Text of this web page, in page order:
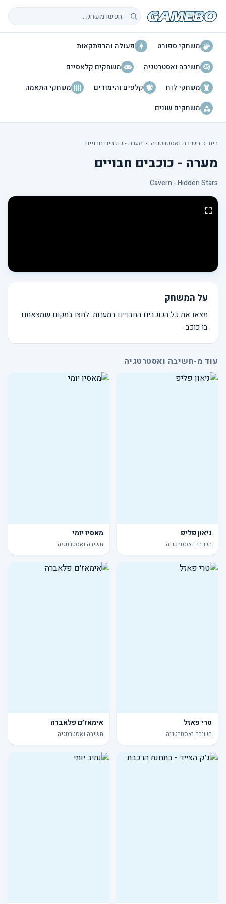
חיפוש משחקים
משחקי ספורט
פעולה והרפתקאות
חשיבה ואסטרטגיה
משחקים קלאסיים
משחקי לוח
קלפים והימורים
משחקי התאמה
משחקים שונים
בית › חשיבה ואסטרטגיה › מערה - כוכבים חבויים
מערה - כוכבים חבויים
Cavern - Hidden Stars
על המשחק
מצאו את כל הכוכבים החבויים במערות. לחצו במקום שמצאתם
בו כוכב.
עוד מ-חשיבה ואסטרטגיה
ניאון פליפ
חשיבה ואסטרטגיה
מאסיו יומי
חשיבה ואסטרטגיה
טרי פאזל
חשיבה ואסטרטגיה
אימאז׳ם פלאברה
חשיבה ואסטרטגיה